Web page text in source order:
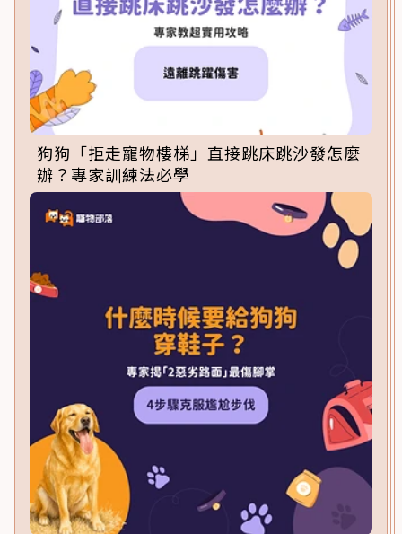
狗狗「拒走寵物樓梯」直接跳床跳沙發怎麼
辦？專家訓練法必學